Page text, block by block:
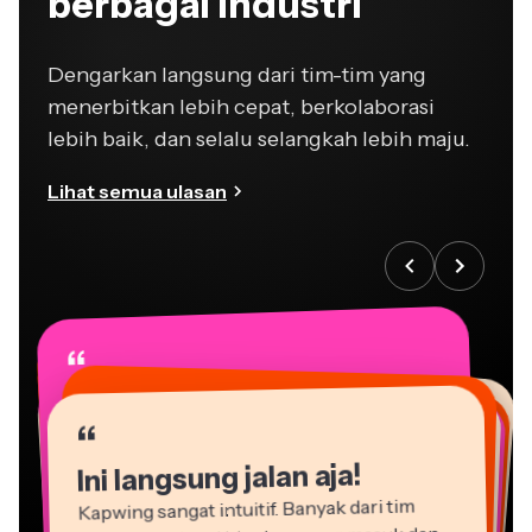
menerbitkan lebih cepat, berkolaborasi
lebih baik, dan selalu selangkah lebih maju.
“
Ini langsung jalan aja!
Kapwing sangat intuitif. Banyak dari tim
pemasaran kami bisa langsung masuk dan
“
“
“
“
“
“ “
“
“
“